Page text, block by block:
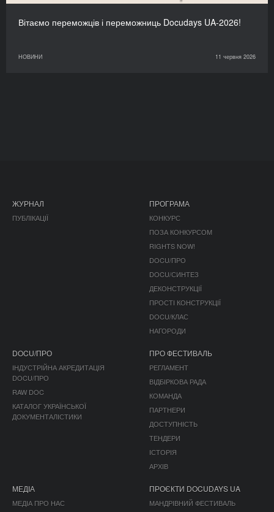
Вітаємо переможців і переможниць Docudays UA-2026!
НОВИНИ 11 червня 2026
ЖУРНАЛ
ПУБЛІКАЦІЇ
ПРОГРАМА
КОНКУРС
ПОЗА КОНКУРСОМ
RIGHTS NOW!
DOCU/ПРО
DOCU/СИНТЕЗ
ДЕКОНСТРУКЦІЇ
ПРОСТІ КОНСТРУКЦІЇ
DOCU/КЛАС
НАГОРОДИ
DOCU/ПРО
ІНДУСТРІЙНА АКРЕДИТАЦІЯ
DOCU/ПРО
RAW DOC
КАТАЛОГ УКРАЇНСЬКОЇ
ДОКУМЕНТАЛІСТИКИ
ПРО ФЕСТИВАЛЬ
РЕГЛАМЕНТ
ВІДБІРКОВА РАДА
КОМАНДА
ПАРТНЕРИ
ДОСТУПНІСТЬ
ТЕНДЕРИ
ІСТОРІЯ
АРХІВ
МЕДІА
МЕДІА ПРО НАС
ПРОЄКТИ DOCUDAYS UA
МАНДРІВНИЙ ФЕСТИВАЛЬ